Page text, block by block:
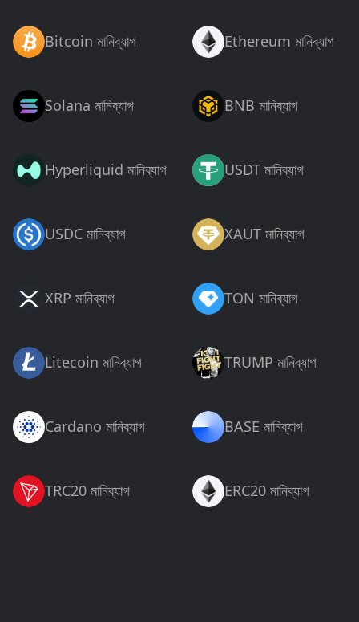
Bitcoin মানিব্যাগ Ethereum মানিব্যাগ
Solana মানিব্যাগ BNB মানিব্যাগ
Hyperliquid মানিব্যাগ USDT মানিব্যাগ
USDC মানিব্যাগ XAUT মানিব্যাগ
XRP মানিব্যাগ TON মানিব্যাগ
Litecoin মানিব্যাগ TRUMP মানিব্যাগ
Cardano মানিব্যাগ BASE মানিব্যাগ
TRC20 মানিব্যাগ ERC20 মানিব্যাগ